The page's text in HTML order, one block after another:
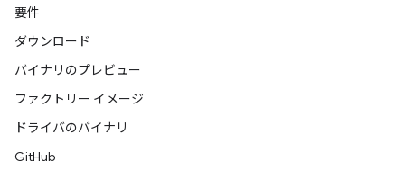
要件
ダウンロード
バイナリのプレビュー
ファクトリー イメージ
ドライバのバイナリ
GitHub